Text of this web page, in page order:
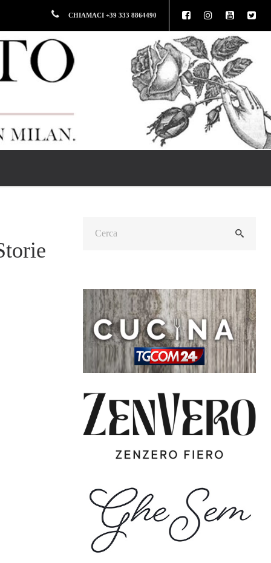
CHIAMACI +39 333 8864490